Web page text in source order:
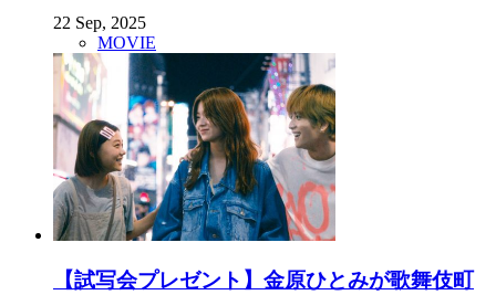
22 Sep, 2025
MOVIE
【試写会プレゼント】金原ひとみが歌舞伎町